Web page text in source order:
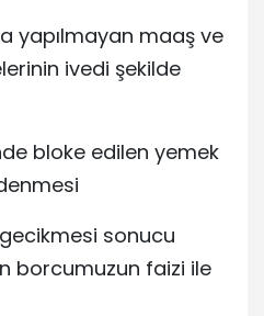
yapılmayan maaş ve
ivedi şekilde
bloke edilen yemek
gecikmesi sonucu
borcumuzun faizi ile